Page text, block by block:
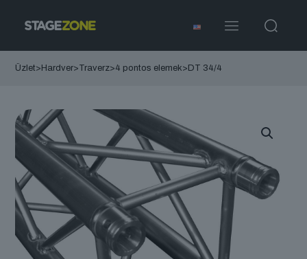
Üzlet> Hardver>Traverz>4 pontos elemek> DT 34/4